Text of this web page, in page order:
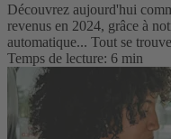
Découvrez aujourd'hui
revenus en 2024, grâce à
automatique... Tout se
Temps de lecture: 6 min